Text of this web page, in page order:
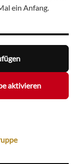
ein Anfang.
aktivieren